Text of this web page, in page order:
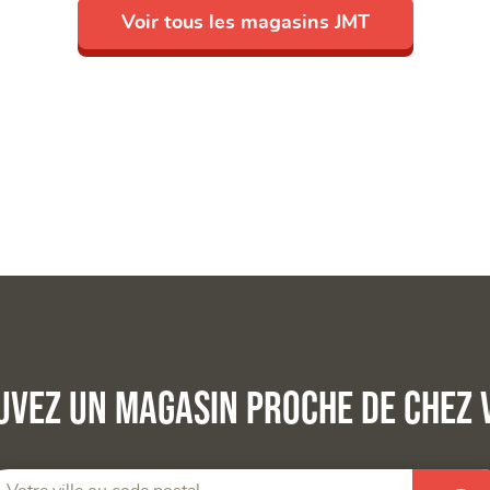
Voir tous les magasins JMT
un magasin proche de chez